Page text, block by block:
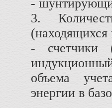
-
3.
(находящихся
- счетчики
объема
энергии в